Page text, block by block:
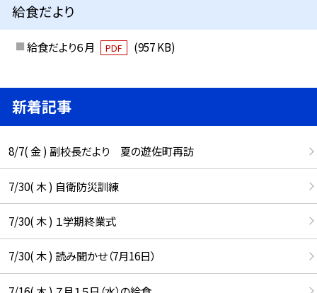
給食だより
給食だより６月 PDF (957 KB)
新着記事
8/7( 金 ) 副校長だより 夏の遊佐町再訪
7/30( 木 ) 自衛防災訓練
7/30( 木 ) １学期終業式
7/30( 木 ) 読み聞かせ（7月16日）